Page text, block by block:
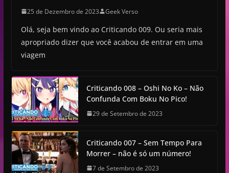
25 de Dezembro de 2023 Geek Verso
Olá, seja bem vindo ao Criticando 009. Ou seria mais
apropriado dizer que você acabou de entrar em uma
viagem
Criticando 008 – Oshi No Ko – Não
Confunda Com Boku No Pico!
29 de Setembro de 2023
Criticando 007 – Sem Tempo Para
Morrer – não é só um número!
7 de Setembro de 2023